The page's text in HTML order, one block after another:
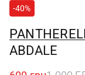
-40%
ABDALE